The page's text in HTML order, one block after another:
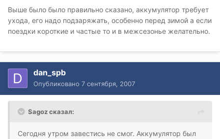
Выше было было правильно сказано, аккумулятор требует
ухода, его надо подзаряжать, особенно перед зимой а если
поездки короткие и частые то и в межсезонье желательно.
dan_spb
Опубликовано 7 сентября, 2007
Sagoz сказал:
Сегодня утром завестись не смог. Аккумулятор был